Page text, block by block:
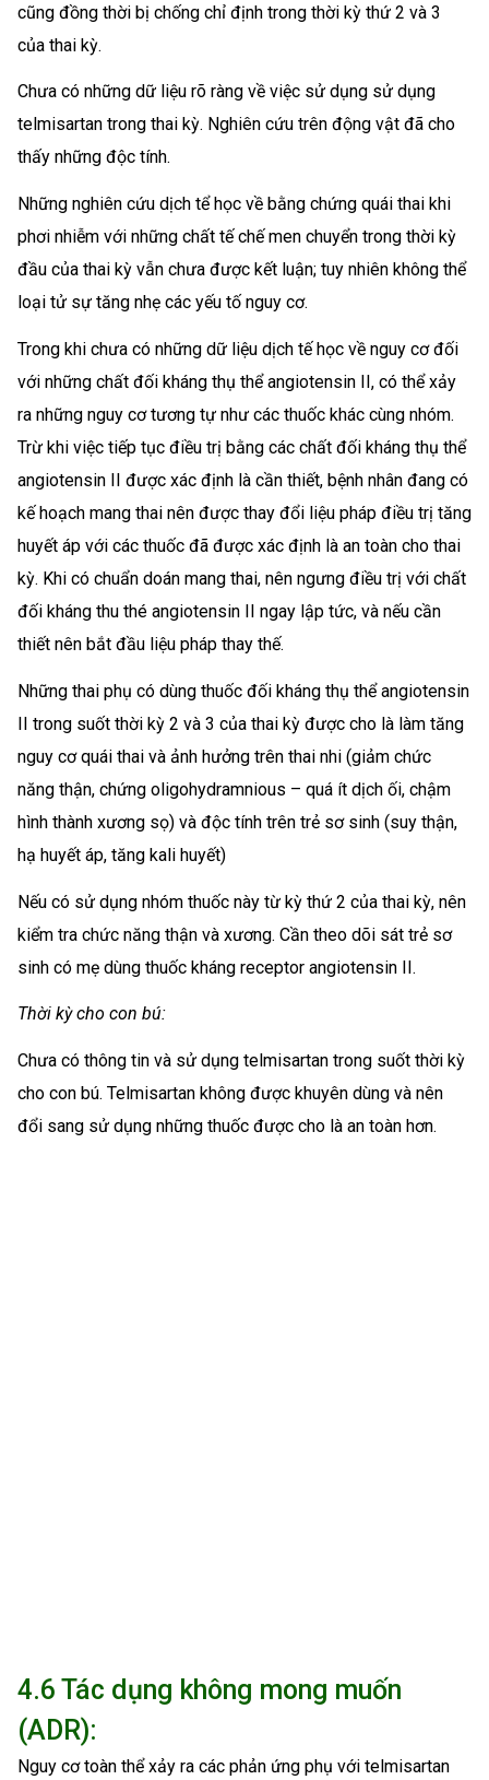
cũng đồng thời bị chống chỉ định trong thời kỳ thứ 2 và 3
của thai kỳ.
Chưa có những dữ liệu rõ ràng về việc sử dụng sử dụng
telmisartan trong thai kỳ. Nghiên cứu trên động vật đã cho
thấy những độc tính.
Những nghiên cứu dịch tể học về bằng chứng quái thai khi
phơi nhiễm với những chất tế chế men chuyển trong thời kỳ
đầu của thai kỳ vẫn chưa được kết luận; tuy nhiên không thể
loại tử sự tăng nhẹ các yếu tố nguy cơ.
Trong khi chưa có những dữ liệu dịch tế học về nguy cơ đối
với những chất đối kháng thụ thể angiotensin II, có thể xảy
ra những nguy cơ tương tự như các thuốc khác cùng nhóm.
Trừ khi việc tiếp tục điều trị bằng các chất đối kháng thụ thể
angiotensin II được xác định là cần thiết, bệnh nhân đang có
kế hoạch mang thai nên được thay đổi liệu pháp điều trị tăng
huyết áp với các thuốc đã được xác định là an toàn cho thai
kỳ. Khi có chuẩn doán mang thai, nên ngưng điều trị với chất
đối kháng thu thé angiotensin II ngay lập tức, và nếu cần
thiết nên bắt đầu liệu pháp thay thế.
Những thai phụ có dùng thuốc đối kháng thụ thể angiotensin
II trong suốt thời kỳ 2 và 3 của thai kỳ được cho là làm tăng
nguy cơ quái thai và ảnh hưởng trên thai nhi (giảm chức
năng thận, chứng oligohydramnious – quá ít dịch ối, chậm
hình thành xương sọ) và độc tính trên trẻ sơ sinh (suy thận,
hạ huyết áp, tăng kali huyết)
Nếu có sử dụng nhóm thuốc này từ kỳ thứ 2 của thai kỳ, nên
kiểm tra chức năng thận và xương. Cần theo dõi sát trẻ sơ
sinh có mẹ dùng thuốc kháng receptor angiotensin II.
Thời kỳ cho con bú:
Chưa có thông tin và sử dụng telmisartan trong suốt thời kỳ
cho con bú. Telmisartan không được khuyên dùng và nên
đổi sang sử dụng những thuốc được cho là an toàn hơn.
4.6 Tác dụng không mong muốn
(ADR):
Nguy cơ toàn thể xảy ra các phản ứng phụ với telmisartan